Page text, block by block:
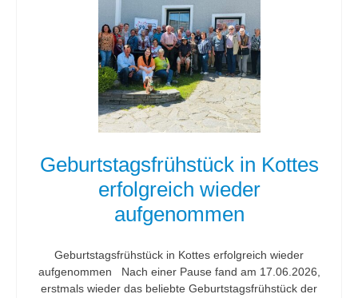
Geburtstagsfrühstück in Kottes
erfolgreich wieder
aufgenommen
Geburtstagsfrühstück in Kottes erfolgreich wieder
aufgenommen Nach einer Pause fand am 17.06.2026,
erstmals wieder das beliebte Geburtstagsfrühstück der